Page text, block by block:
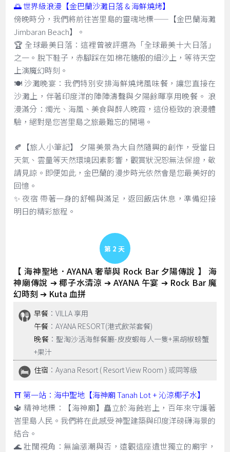
🌅 世界級浪漫【金巴蘭沙灘日落 & 海鮮燒烤】
傍晚時分，我們將前往峇里島的靈魂地標——【金巴蘭海灘
Jimbaran Beach】。
🏆 全球最美日落：這裡曾被評選為「全球最美十大日落」
之一。脫下鞋子，赤腳踩在如棉花糖般的細沙上，等待天空
上演魔幻時刻。
🍽️ 沙灘晚宴：我們特別安排海鮮燒烤風味餐，讓您直接在
沙灘上，伴著印度洋的陣陣濤聲與夕陽餘暉享用晚餐。 浪
漫滿分：燭光、海風、美食與醉人晚霞，這份極致的浪漫體
驗，絕對是您峇里島之旅最難忘的開場。
🍂【旅人小筆記】 夕陽美景為大自然隨興的創作，受當日
天氣、雲量等天然環境因素影響，觀賞狀況恕無法保證，敬
請見諒。即便如此，金巴蘭的漫步時光依然會是您最美好的
回憶。
✨ 夜宿 帶著一身的舒暢與滿足，返回飯店休息，準備迎接
明日的精彩旅程。
Day 2
【 海神聖地．AYANA 奢華與 Rock Bar 夕陽傳說 】 海
神廟傳說 ➔ 椰子水清涼 ➔ AYANA 午宴 ➔ Rock Bar 魔
幻時刻 ➔ Kuta 血拼
早餐 ：VILLA 享用
午餐 ：AYANA RESORT(港式飲茶套餐)
晚餐 ：聖淘沙活海鮮餐廳-皮皮蝦每人一隻+黑胡椒螃蟹
+果汁
住宿 ：Ayana Resort ( Resort View Room ) 或同等級
⛩️ 第一站：海中聖地【海神廟 Tanah Lot + 沁涼椰子水】
🔱 精神地標：【海神廟】矗立於海蝕岩上，百年來守護著
峇里島人民。我們將在此感受神聖建築與印度洋磅礴海景的
結合。
🌊 壯闊視角：無論漲潮與否，遠觀這座遺世獨立的廟宇，